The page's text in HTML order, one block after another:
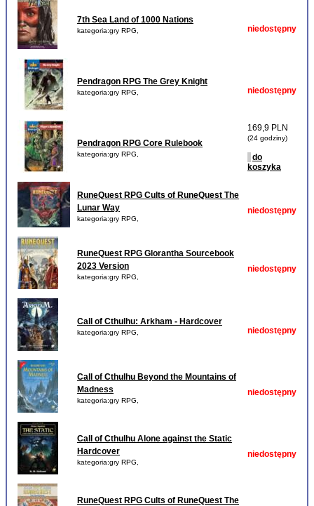
7th Sea Land of 1000 Nations
kategoria:gry RPG, niedostępny
Pendragon RPG The Grey Knight
kategoria:gry RPG, niedostępny
Pendragon RPG Core Rulebook
kategoria:gry RPG,
169,9 PLN
(24 godziny)
do
koszyka
RuneQuest RPG Cults of RuneQuest The
Lunar Way
kategoria:gry RPG,
niedostępny
RuneQuest RPG Glorantha Sourcebook
2023 Version
kategoria:gry RPG,
niedostępny
Call of Cthulhu: Arkham - Hardcover
kategoria:gry RPG, niedostępny
Call of Cthulhu Beyond the Mountains of
Madness
kategoria:gry RPG,
niedostępny
Call of Cthulhu Alone against the Static
Hardcover
kategoria:gry RPG,
niedostępny
RuneQuest RPG Cults of RuneQuest The